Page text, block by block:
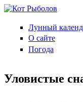
Перейти к основному
Кот
Рыболов
Лунный
О сайте
Погода
Уловистые